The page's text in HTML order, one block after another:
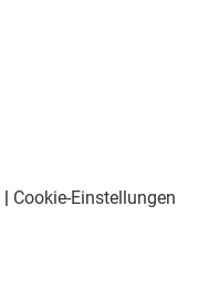
| Cookie-Einstellungen